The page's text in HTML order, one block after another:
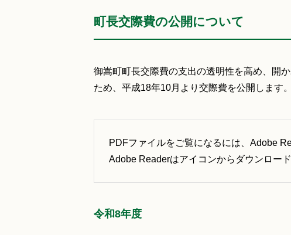
町長交際費の公開について
御嵩町町長交際費の支出の透明性を高め、開
ため、平成18年10月より交際費を公開します。
PDFファイルをご覧になるには、Adobe
Adobe Readerはアイコンからダウンロード
令和8年度